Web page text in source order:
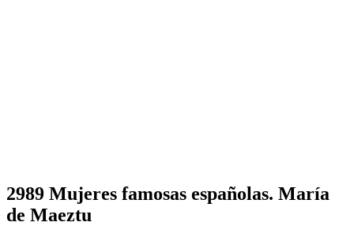
2989 Mujeres famosas españolas. María
de Maeztu